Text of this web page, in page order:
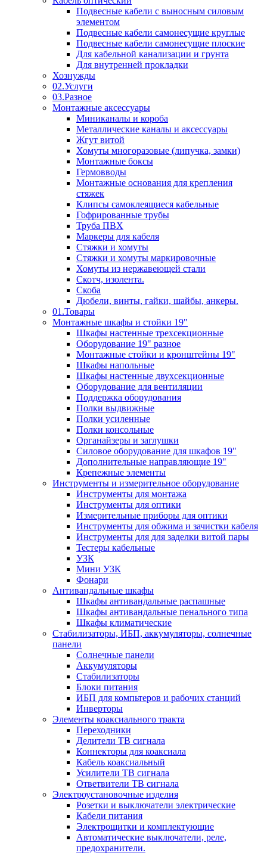
Подвесные кабели с выносным силовым
элементом
Подвесные кабели самонесущие круглые
Подвесные кабели самонесущие плоские
Для кабельной канализации и грунта
Для внутренней прокладки
Хознужды
02.Услуги
03.Разное
Монтажные аксессуары
Миниканалы и короба
Металлические каналы и аксессуары
Жгут витой
Хомуты многоразовые (липучка, замки)
Монтажные боксы
Гермовводы
Монтажные основания для крепления
стяжек
Клипсы самоклеящиеся кабельные
Гофрированные трубы
Труба ПВХ
Маркеры для кабеля
Стяжки и хомуты
Стяжки и хомуты маркировочные
Хомуты из нержавеющей стали
Скотч, изолента.
Скоба
Дюбели, винты, гайки, шайбы, анкеры.
01.Товары
Монтажные шкафы и стойки 19"
Шкафы настенные трехсекционные
Оборудование 19" разное
Монтажные стойки и кронштейны 19"
Шкафы напольные
Шкафы настенные двухсекционные
Оборудование для вентиляции
Поддержка оборудования
Полки выдвижные
Полки усиленные
Полки консольные
Органайзеры и заглушки
Силовое оборудование для шкафов 19"
Дополнительные направляющие 19"
Крепежные элементы
Инструменты и измерительное оборудование
Инструменты для монтажа
Инструменты для оптики
Измерительные приборы для оптики
Инструменты для обжима и зачистки кабеля
Инструменты для для заделки витой пары
Тестеры кабельные
УЗК
Мини УЗК
Фонари
Антивандальные шкафы
Шкафы антивандальные распашные
Шкафы антивандальные пенального типа
Шкафы климатические
Стабилизаторы, ИБП, аккумуляторы, солнечные
панели
Солнечные панели
Аккумуляторы
Стабилизаторы
Блоки питания
ИБП для компьтеров и рабочих станций
Инверторы
Элементы коаксиального тракта
Переходники
Делители ТВ сигнала
Коннекторы для коаксиала
Кабель коаксиальный
Усилители ТВ сигнала
Ответвители ТВ сигнала
Электроустановочные изделия
Розетки и выключатели электрические
Кабели питания
Электрощитки и комплектующие
Автоматические выключатели, реле,
предохранители.